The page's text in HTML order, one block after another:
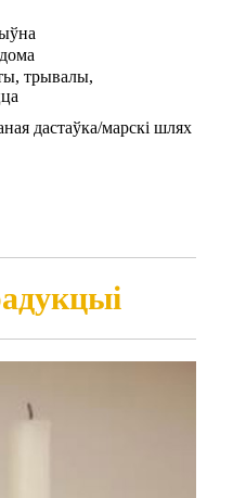
трывалы,
дастаўка/марскі шлях